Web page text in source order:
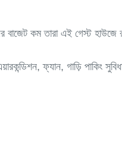
কম তারা এই গেস্ট হাউজে
ফ্যান, গাড়ি